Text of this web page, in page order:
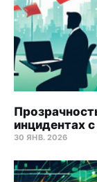
инцидентах
30 ЯНВ. 2026